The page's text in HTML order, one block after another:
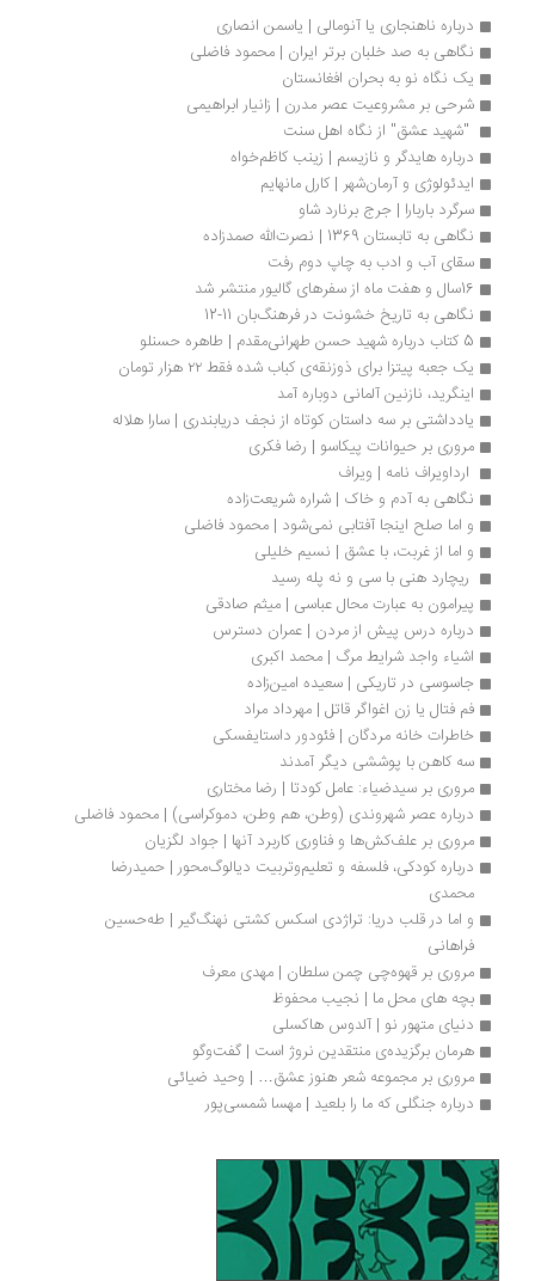
درباره ناهنجاری یا آنومالی | یاسمن انصاری
نگاهی به صد خلبان برتر ایران | محمود فاضلی
یک نگاه نو به بحران افغانستان
شرحی بر مشروعیت عصر مدرن | زانیار ابراهیمی
"شهید عشق" از نگاه اهل سنت
درباره هایدگر و نازیسم | زینب کاظم‌خواه
ایدئولوژی و آرمان‌شهر | کارل مانهایم
سرگرد باربارا | جرج برنارد شاو
نگاهی به تابستان 1369 | نصرت‌الله صمدزاده
سقای آب و ادب به چاپ دوم رفت
نگاهی به تاریخ خشونت در فرهنگ‌بان 11-12
یک جعبه پیتزا برای ذوزنقه‌ی کباب شده فقط ۲۲ هزار تومان
اینگرید، نازنین آلمانی دوباره آمد
یادداشتی بر سه داستان کوتاه از نجف دریابندری | سارا هلاله
مروری بر حیوانات پیکاسو | رضا فکری
ارداویراف ‌نامه | ویراف
نگاهی به آدم و خاک | شراره شریعت‌زاده
و اما صلح اینجا آفتابی نمی‎‌شود | محمود فاضلی
و اما از غربت، با عشق | نسیم خلیلی
ریچارد هنی با سی و نه پله رسید
پیرامون به عبارت محال عباسی | میثم صادقی
درباره درس پیش از مردن | عمران دسترس
اشیاء واجد شرایط مرگ | محمد اکبری
جاسوسی در تاریکی | سعیده امین‌زاده
فم فتال یا زن اغواگر قاتل | مهرداد مراد
خاطرات خانه مردگان | فئودور داستایفسکی
سه کاهن با پوششی دیگر آمدند
مروری بر سیدضیاء: عامل کودتا | رضا مختاری
درباره عصر شهروندی (وطن، هم وطن، دموکراسی) | محمود فاضلی
مروری بر علف‌کش‌ها و فناوری کاربرد آنها | جواد لگزیان
درباره کودکی، فلسفه و تعلیم‌وتربیت دیالوگ‌محور | حمیدرضا
و اما در قلب دریا: تراژدی اسکس کشتی نهنگ‌گیر | طه‌حسین
مروری بر قهوه‌چی چمن سلطان | مهدی معرف
بچه های محل ما | نجیب محفوظ
دنیای متهور نو | آلدوس هاکسلی
هرمان برگزیده‌ی منتقدین نروژ است | گفت‌وگو
مروری بر مجموعه شعر هنوز عشق… | وحید ضیائی
درباره جنگلی که ما را بلعید | مهسا شمسی‌پور